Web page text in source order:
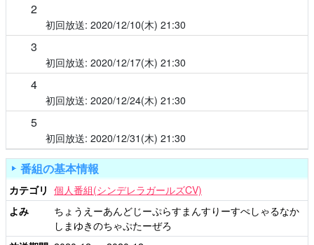
2
2020/12/10(木) 21:30
3
2020/12/17(木) 21:30
4
2020/12/24(木) 21:30
5
2020/12/31(木) 21:30
番組の基本情報
カテゴリ 個人番組(シンデレラガールズCV)
よみ
ちょうえーあんどじーぷらすまんすりーすぺしゃるなか
しまゆきのちゃぷたーぜろ